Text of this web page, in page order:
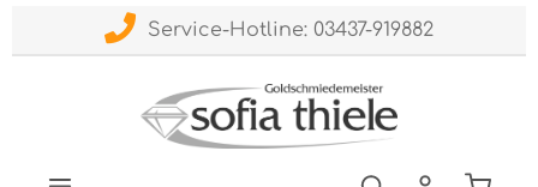
Service-Hotline: 03437-919882